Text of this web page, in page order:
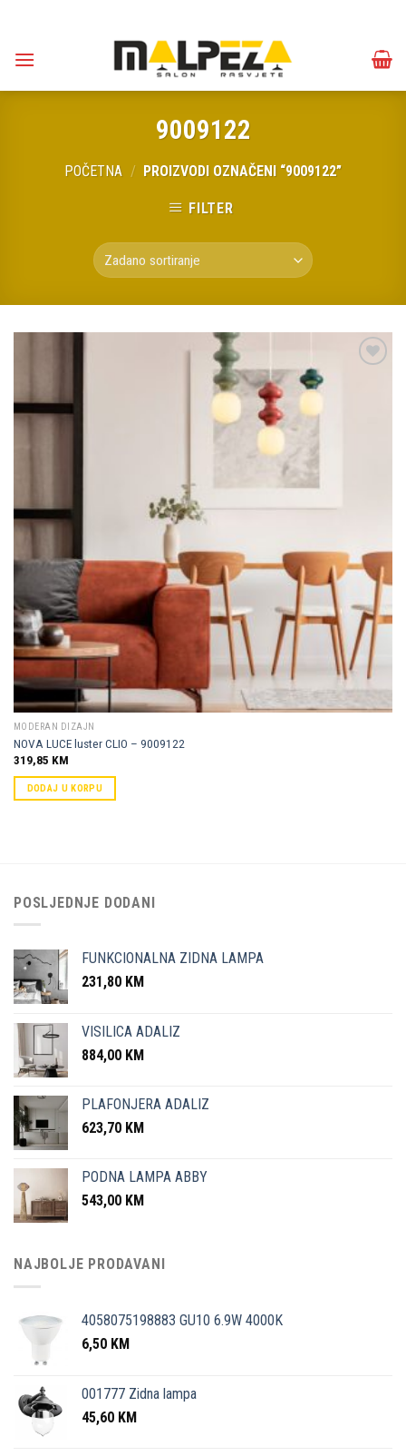
content
9009122
POČETNA / PROIZVODI OZNAČENI “9009122”
FILTER
MODERAN DIZAJN
NOVA LUCE luster CLIO – 9009122
319,85 KM
DODAJ U KORPU
POSLJEDNJE DODANI
FUNKCIONALNA ZIDNA LAMPA
231,80 KM
VISILICA ADALIZ
884,00 KM
PLAFONJERA ADALIZ
623,70 KM
PODNA LAMPA ABBY
543,00 KM
NAJBOLJE PRODAVANI
4058075198883 GU10 6.9W 4000K
6,50 KM
001777 Zidna lampa
45,60 KM